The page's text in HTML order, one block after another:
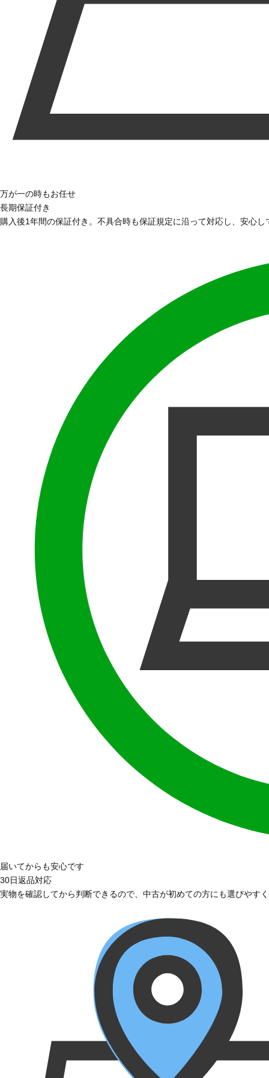
万が一の時もお任せ
長期保証付き
購入後1年間の保証付き。不具合時も保証規定に沿って対応し、安心
届いてからも安心です
30日返品対応
実物を確認してから判断できるので、中古が初めての方にも選びやす